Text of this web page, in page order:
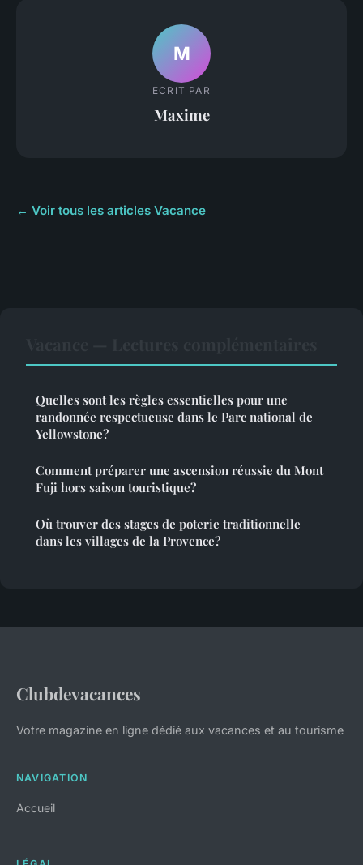
M
ECRIT PAR
Maxime
← Voir tous les articles Vacance
Quelles sont les règles essentielles pour une
randonnée respectueuse dans le Parc national de
Yellowstone?
Comment préparer une ascension réussie du Mont
Fuji hors saison touristique?
Où trouver des stages de poterie traditionnelle
dans les villages de la Provence?
Clubdevacances
Votre magazine en ligne dédié aux vacances et au tourisme
NAVIGATION
Accueil